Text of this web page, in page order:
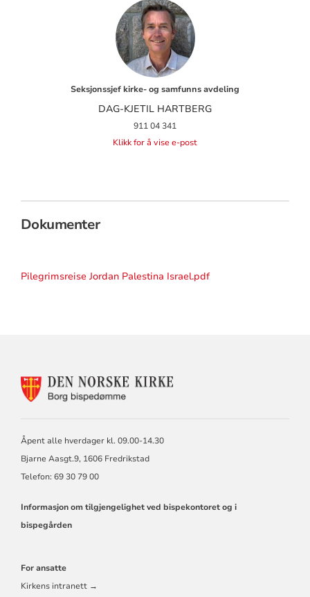
Seksjonssjef kirke- og samfunns avdeling
DAG-KJETIL HARTBERG
911 04 341
Klikk for å vise e-post
Dokumenter
Pilegrimsreise Jordan Palestina Israel.pdf
KONTAKTINFORMASJON
Åpent alle hverdager kl. 09.00-14.30
Bjarne Aasgt.9, 1606 Fredrikstad
Telefon: 69 30 79 00
Informasjon om tilgjengelighet ved bispekontoret og i
bispegården
For ansatte
Kirkens intranett →